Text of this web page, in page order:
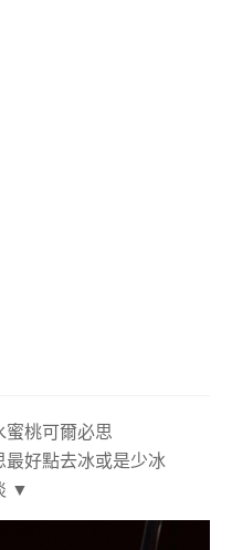
蜜桃可爾必思
最好點去冰或是少冰
▼